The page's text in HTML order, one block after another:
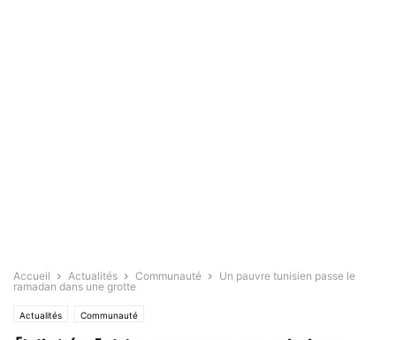
Accueil Actualités Communauté
Un pauvre tunisien passe le
ramadan dans une grotte
Actualités Communauté